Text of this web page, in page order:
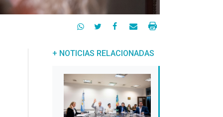
   
+ NOTICIAS RELACIONADAS